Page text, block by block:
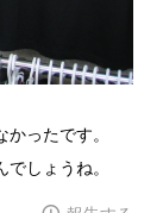
ったです。
しょうね。